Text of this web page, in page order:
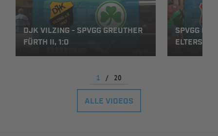
DJK VILZING - SPVGG GREUTHER
FÜRTH II, 1:0
SPVGG
1 / 20
ALLE VIDEOS